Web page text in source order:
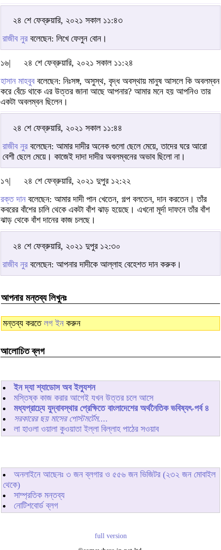
২৪ শে ফেব্রুয়ারি, ২০২১ সকাল ১১:৪৩
রাজীব নুর বলেছেন: লিখে ফেলুন বোন।
১৬|
২৪ শে ফেব্রুয়ারি, ২০২১ সকাল ১১:২৪
হাসান মাহবুব বলেছেন: নিঃসঙ্গ, অসুস্থ, বৃদ্ধ অবস্থায় মানুষ আসলে কি অবলম্বন
করে বেঁচে থাকে এর উত্তর জানা আছে আপনার? আমার মনে হয় আপনিও তার
একটা অবলম্বন ছিলেন।
২৪ শে ফেব্রুয়ারি, ২০২১ সকাল ১১:৪৪
রাজীব নুর বলেছেন: আমার দাদীর অনেক গুলো ছেলে মেয়ে, তাদের ঘরে আরো
বেশী ছেলে মেয়ে। কাজেই দাদা দাদীর অবলম্বনের অভাব ছিলো না।
১৭|
২৪ শে ফেব্রুয়ারি, ২০২১ দুপুর ১২:২২
রক্ত দান বলেছেন: আমার দাদী পান খেতেন, গল্প বলতেন, দান করতেন। তাঁর
কবরের বাঁশের চালি থেকে একটা বাঁশ ঝাড় হয়েছে। এখনো মূর্দা দাফনে তাঁর বাঁশ
ঝাড় থেকে বাঁশ দানের কাজ চলছে।
২৪ শে ফেব্রুয়ারি, ২০২১ দুপুর ১২:৩০
রাজীব নুর বলেছেন: আপনার দাদীকে আল্লাহ বেহেশত দান করুক।
আপনার মন্তব্য লিখুনঃ
মন্তব্য করতে লগ ইন করুন
আলোচিত ব্লগ
ইন দ্যা শ্যাডোস অব ইল্যুশন
মস্তিষ্ক কাজ করার আগেই যখন উত্তর চলে আসে
মধ্যপ্রাচ্যে যুদ্বাবস্থার প্রেক্ষিতে বাংলাদেশের অর্থনৈতিক ভবিষ্যৎ-পর্ব ৪
সরকারের ছয় মাসের পোস্টমর্টেম....
লা হাওলা ওয়ালা কুওয়াতা ইল্লা বিল্লাহ পাঠের সওয়াব
অনলাইনে আছেনঃ ৩ জন ব্লগার ও ৫৫৬ জন ভিজিটর (২৩২ জন মোবাইল
থেকে)
সাম্প্রতিক মন্তব্য
নোটিশবোর্ড ব্লগ
full version